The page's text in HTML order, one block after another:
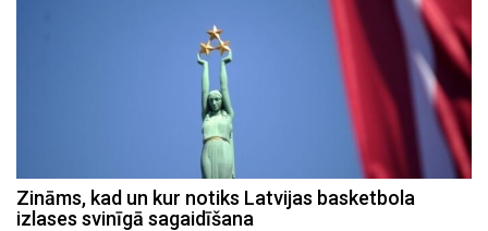
Zināms, kad un kur notiks Latvijas basketbola
izlases svinīgā sagaidīšana